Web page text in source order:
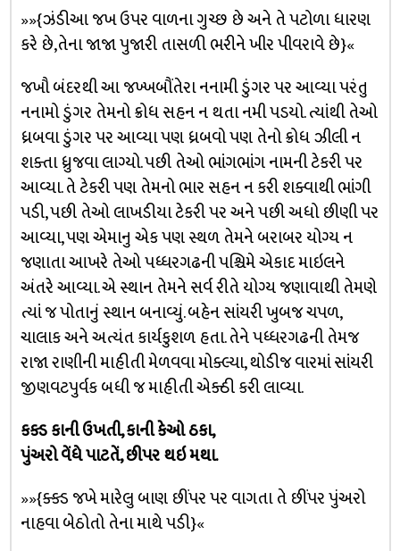
»»{ઝંડીઆ જખ ઉપર વાળના ગુચ્છ છે અને તે પટોળા ધારણ
કરે છે,તેના જાજા પુજારી તાસળી ભરીને ખીર પીવરાવે છે}«
જખૌ બંદરથી આ જખ્ખબૌંતેરા નનામી ડુંગર પર આવ્યા પરંતુ
નનામો ડુંગર તેમનો ક્રોધ સહન ન થતા નમી પડયો. ત્યાંથી તેઓ
ધ્રબવા ડુંગર પર આવ્યા પણ ધ્રબવો પણ તેનો ક્રોધ ઝીલી ન
શક્તા ધ્રુજવા લાગ્યો. પછી તેઓ ભાંગભાંગ નામની ટેકરી પર
આવ્યા. તે ટેકરી પણ તેમનો ભાર સહન ન કરી શક્વાથી ભાંગી
પડી, પછી તેઓ લાખડીયા ટેકરી પર અને પછી અધો છીણી પર
આવ્યા, પણ એમાનુ એક પણ સ્થળ તેમને બરાબર યોગ્ય ન
જણાતા આખરે તેઓ પધ્ધરગઢની પશ્ચિમે એકાદ માઇલને
અંતરે આવ્યા. એ સ્થાન તેમને સર્વ રીતે યોગ્ય જણાવાથી તેમણે
ત્યાં જ પોતાનું સ્થાન બનાવ્યું. બહેન સાંયરી ખુબજ ચપળ,
ચાલાક અને અત્યંત કાર્યકુશળ હતા. તેને પધ્ધરગઢની તેમજ
રાજા રાણીની માહીતી મેળવવા મોક્લ્યા, થોડીજ વારમાં સાંયરી
જીણવટપુર્વક બધી જ માહીતી એક્ઠી કરી લાવ્યા.
કક્ડ કાની ઉખતી, કાની કેઓ ઠકા,
પુંઅરો વેંધે પાટતેં, છીપર થઇ મથા.
»»{ક્ક્ડ જખે મારેલુ બાણ છીંપર પર વાગતા તે છીંપર પુંઅરો
નાહવા બેઠોતો તેના માથે પડી}«